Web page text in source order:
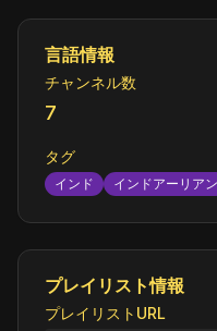
言語情報
チャンネル数
7
タグ
インド インドアーリアン
プレイリスト情報
プレイリストURL